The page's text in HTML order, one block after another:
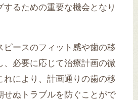
るための重要な機会となり
ピースのフィット感や歯の移
、必要に応じて治療計画の微
れにより、計画通りの歯の移
せぬトラブルを防ぐことがで